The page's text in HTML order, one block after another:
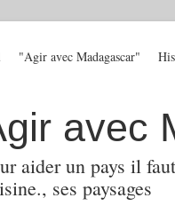
avec
aider un pays il
ses paysages
"Agir avec Madagascar"